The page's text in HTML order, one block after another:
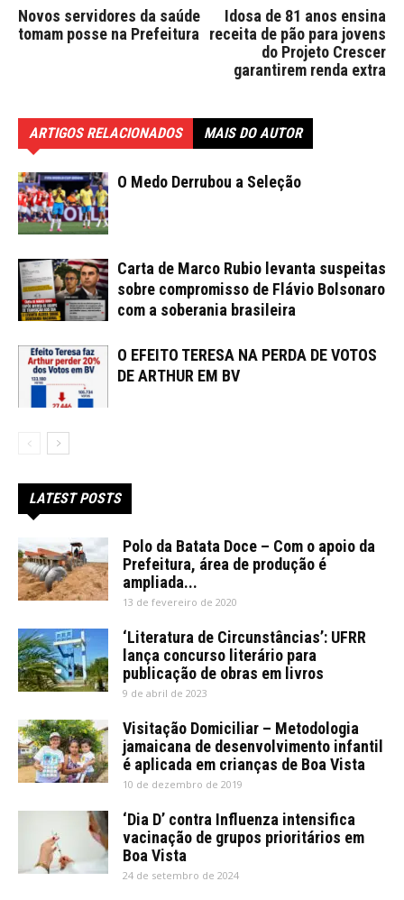
Novos servidores da saúde
tomam posse na Prefeitura
Idosa de 81 anos ensina
receita de pão para jovens
do Projeto Crescer
garantirem renda extra
ARTIGOS RELACIONADOS MAIS DO AUTOR
O Medo Derrubou a Seleção
Carta de Marco Rubio levanta suspeitas
sobre compromisso de Flávio Bolsonaro
com a soberania brasileira
O EFEITO TERESA NA PERDA DE VOTOS
DE ARTHUR EM BV
LATEST POSTS
Polo da Batata Doce – Com o apoio da
Prefeitura, área de produção é
ampliada...
13 de fevereiro de 2020
‘Literatura de Circunstâncias’: UFRR
lança concurso literário para
publicação de obras em livros
9 de abril de 2023
Visitação Domiciliar – Metodologia
jamaicana de desenvolvimento infantil
é aplicada em crianças de Boa Vista
10 de dezembro de 2019
‘Dia D’ contra Influenza intensifica
vacinação de grupos prioritários em
Boa Vista
24 de setembro de 2024